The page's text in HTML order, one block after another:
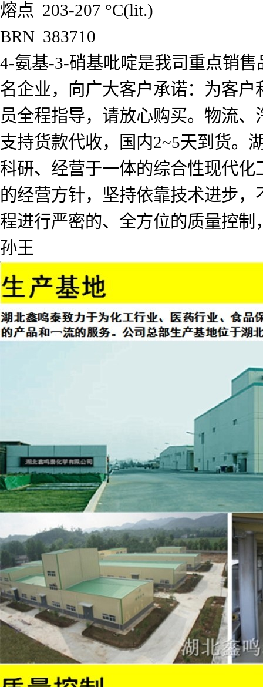
熔点 203-207 °C(lit.)
BRN 383710
4-氨基-3-硝基吡啶是我司重点销
名企业，向广大客户承诺：为客
员全程指导，请放心购买。物流
支持货款代收，国内2~5天到货。
科研、经营于一体的综合性现代
的经营方针，坚持依靠技术进步
程进行严密的、全方位的质量控
孙王